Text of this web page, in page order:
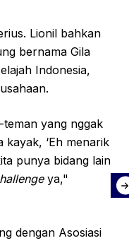
Lionil bahkan
bernama Gila
Indonesia,
yang nggak
‘Eh menarik
punya bidang lain
ya,"
dengan Asosiasi